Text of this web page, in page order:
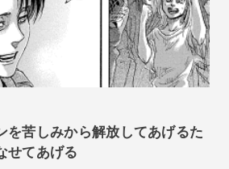
を苦しみから解放してあげるた
せてあげる